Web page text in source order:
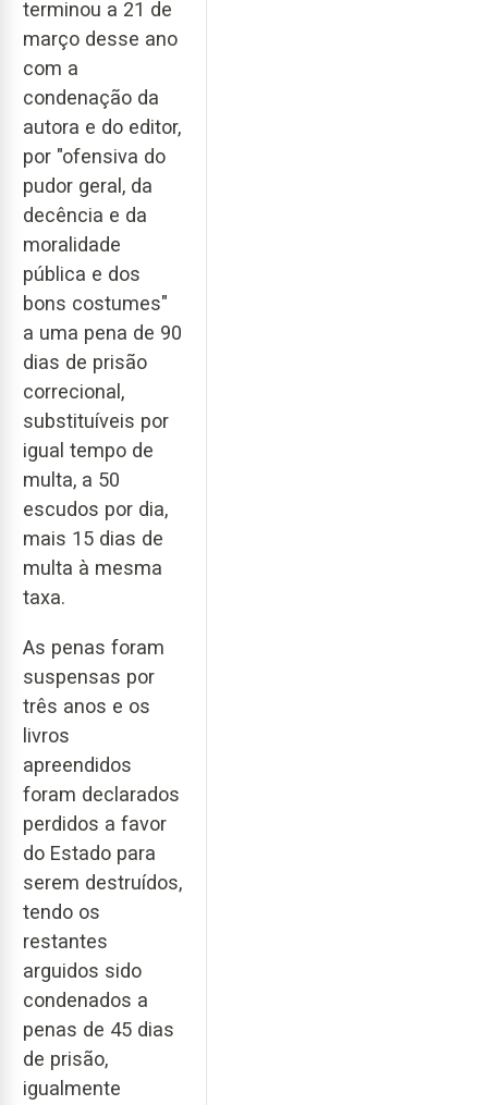
terminou a 21 de
março desse ano
com a
condenação da
autora e do editor,
por "ofensiva do
pudor geral, da
decência e da
moralidade
pública e dos
bons costumes"
a uma pena de 90
dias de prisão
correcional,
substituíveis por
igual tempo de
multa, a 50
escudos por dia,
mais 15 dias de
multa à mesma
taxa.
As penas foram
suspensas por
três anos e os
livros
apreendidos
foram declarados
perdidos a favor
do Estado para
serem destruídos,
tendo os
restantes
arguidos sido
condenados a
penas de 45 dias
de prisão,
igualmente